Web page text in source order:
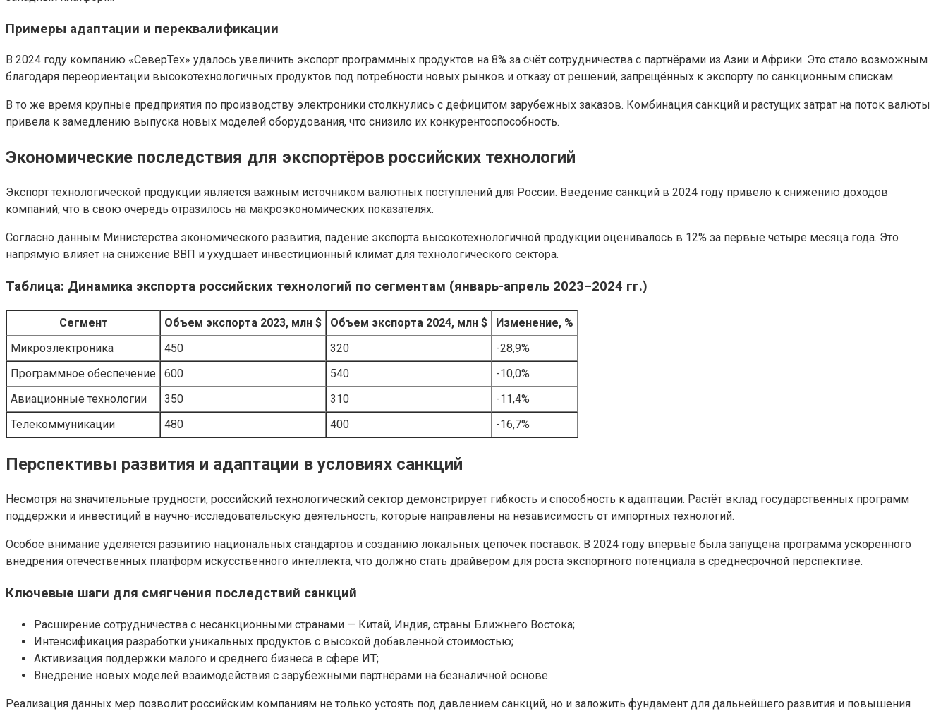
Примеры адаптации и переквалификации
В 2024 году компанию «СеверТех» удалось увеличить экспорт программных продуктов на 8% за счёт сотрудничества с партнёрами из Азии и Африки. Это стало возможным
благодаря переориентации высокотехнологичных продуктов под потребности новых рынков и отказу от решений, запрещённых к экспорту по санкционным спискам.
В то же время крупные предприятия по производству электроники столкнулись с дефицитом зарубежных заказов. Комбинация санкций и растущих затрат на поток валюты
привела к замедлению выпуска новых моделей оборудования, что снизило их конкурентоспособность.
Экономические последствия для экспортёров российских технологий
Экспорт технологической продукции является важным источником валютных поступлений для России. Введение санкций в 2024 году привело к снижению доходов
компаний, что в свою очередь отразилось на макроэкономических показателях.
Согласно данным Министерства экономического развития, падение экспорта высокотехнологичной продукции оценивалось в 12% за первые четыре месяца года. Это
напрямую влияет на снижение ВВП и ухудшает инвестиционный климат для технологического сектора.
Таблица: Динамика экспорта российских технологий по сегментам (январь-апрель 2023–2024 гг.)
Сегмент Объем экспорта 2023, млн $ Объем экспорта 2024, млн $
Изменение, %
Микроэлектроника
450 320
-28,9%
Программное обеспечение
600 540
-10,0%
Авиационные технологии
350 310
-11,4%
Телекоммуникации
480 400 -16,7%
Перспективы развития и адаптации в условиях санкций
Несмотря на значительные трудности, российский технологический сектор демонстрирует гибкость и способность к адаптации. Растёт вклад государственных программ
поддержки и инвестиций в научно-исследовательскую деятельность, которые направлены на независимость от импортных технологий.
Особое внимание уделяется развитию национальных стандартов и созданию локальных цепочек поставок. В 2024 году впервые была запущена программа ускоренного
внедрения отечественных платформ искусственного интеллекта, что должно стать драйвером для роста экспортного потенциала в среднесрочной перспективе.
Ключевые шаги для смягчения последствий санкций
Расширение сотрудничества с несанкционными странами — Китай, Индия, страны Ближнего Востока;
Интенсификация разработки уникальных продуктов с высокой добавленной стоимостью;
Активизация поддержки малого и среднего бизнеса в сфере ИТ;
Внедрение новых моделей взаимодействия с зарубежными партнёрами на безналичной основе.
Реализация данных мер позволит российским компаниям не только устоять под давлением санкций, но и заложить фундамент для дальнейшего развития и повышения